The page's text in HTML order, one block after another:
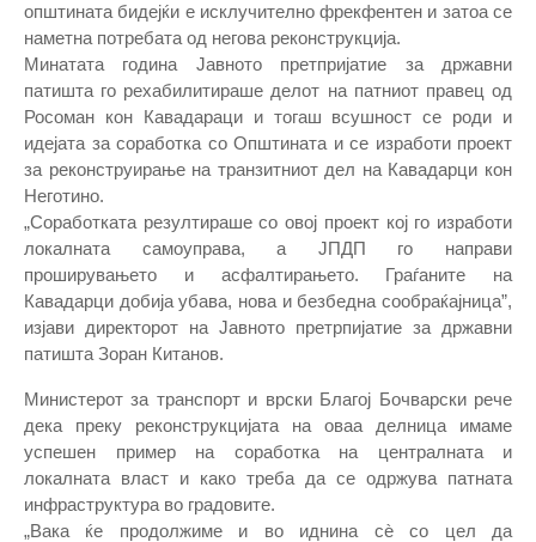
општината бидејќи е исклучително фрекфентен и затоа се
наметна потребата од негова реконструкција.
Минатата година Јавното претпријатие за државни
патишта го рехабилитираше делот на патниот правец од
Росоман кон Кавадараци и тогаш всушност се роди и
идејата за соработка со Општината и се изработи проект
за реконструирање на транзитниот дел на Кавадарци кон
Неготино.
„Соработката резултираше со овој проект кој го изработи
локалната самоуправа, а ЈПДП го направи
проширувањето и асфалтирањето. Граѓаните на
Кавадарци добија убава, нова и безбедна сообраќајница”,
изјави директорот на Јавното претрпијатие за државни
патишта Зоран Китанов.
Министерот за транспорт и врски Благој Бочварски рече
дека преку реконструкцијата на оваа делница имаме
успешен пример на соработка на централната и
локалната власт и како треба да се одржува патната
инфраструктура во градовите.
„Вака ќе продолжиме и во иднина сѐ со цел да